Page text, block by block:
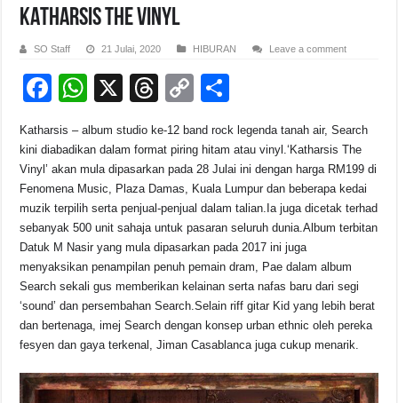
KATHARSIS THE VINYL
SO Staff 21 Julai, 2020 HIBURAN Leave a comment
F
c
e
b
o
o
k
W
at
s
A
p
p
X
T
e
a
d
s
C
p
y
Li
n
k
ar
e
Katharsis – album studio ke-12 band rock legenda tanah air, Search
kini diabadikan dalam format piring hitam atau vinyl.‘Katharsis The
Vinyl’ akan mula dipasarkan pada 28 Julai ini dengan harga RM199 di
Fenomena Music, Plaza Damas, Kuala Lumpur dan beberapa kedai
muzik terpilih serta penjual-penjual dalam talian.Ia juga dicetak terhad
sebanyak 500 unit sahaja untuk pasaran seluruh dunia.Album terbitan
Datuk M Nasir yang mula dipasarkan pada 2017 ini juga
menyaksikan penampilan penuh pemain dram, Pae dalam album
Search sekali gus memberikan kelainan serta nafas baru dari segi
‘sound’ dan persembahan Search.Selain riff gitar Kid yang lebih berat
dan bertenaga, imej Search dengan konsep urban ethnic oleh pereka
fesyen dan gaya terkenal, Jiman Casablanca juga cukup menarik.